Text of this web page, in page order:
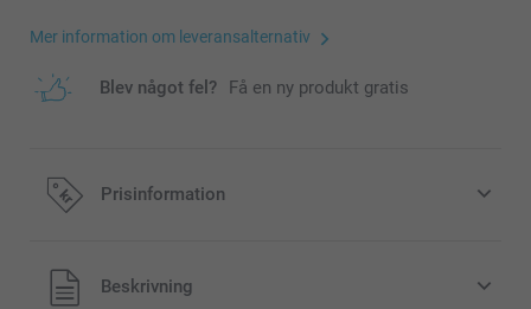
Mer information om leveransalternativ
Blev något fel? Få en ny produkt gratis
Prisinformation
Alla priser är i svenska kronor (SEK), inklusive moms och
exklusive porto.
Beskrivning